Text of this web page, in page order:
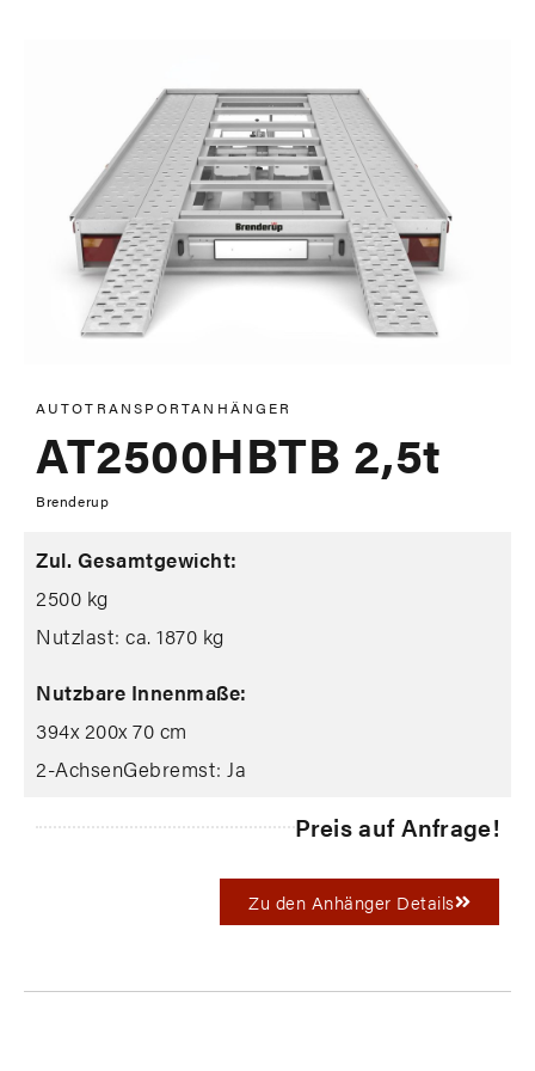
AUTOTRANSPORTANHÄNGER
AT2500HBTB 2,5t
Brenderup
Zul. Gesamtgewicht:
2500 kg
Nutzlast: ca. 1870 kg
Nutzbare Innenmaße:
394x 200x 70 cm
2-AchsenGebremst: Ja
Preis auf Anfrage!
Zu den Anhänger Details